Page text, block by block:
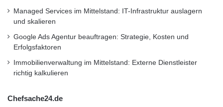
Pneus. Die Profiltiefe der Reifen sollte noch
mindestens zwei Millimeter betragen. Auf
Rundlauf der Räder muss geachtet werden.
Die Reifenfläche sollte akribisch auf etwaige
auf eingefahrene Metallteile wie Nägel oder
Managed Services im Mittelstand: IT-Infrastruktur auslagern
und skalieren
Google Ads Agentur beauftragen: Strategie, Kosten und
Erfolgsfaktoren
Immobilienverwaltung im Mittelstand: Externe Dienstleister
richtig kalkulieren
Chefsache24.de